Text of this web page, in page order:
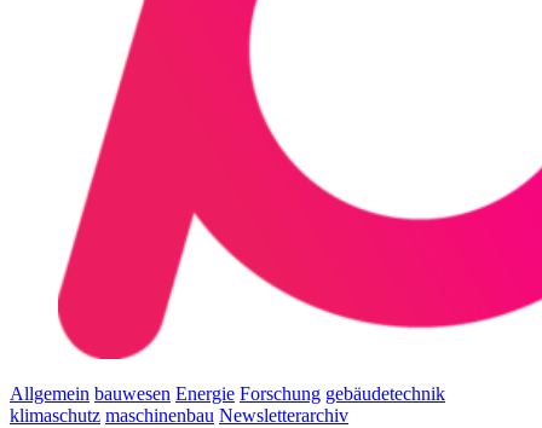
Allgemein bauwesen Energie Forschung gebäudetechnik
klimaschutz maschinenbau Newsletterarchiv